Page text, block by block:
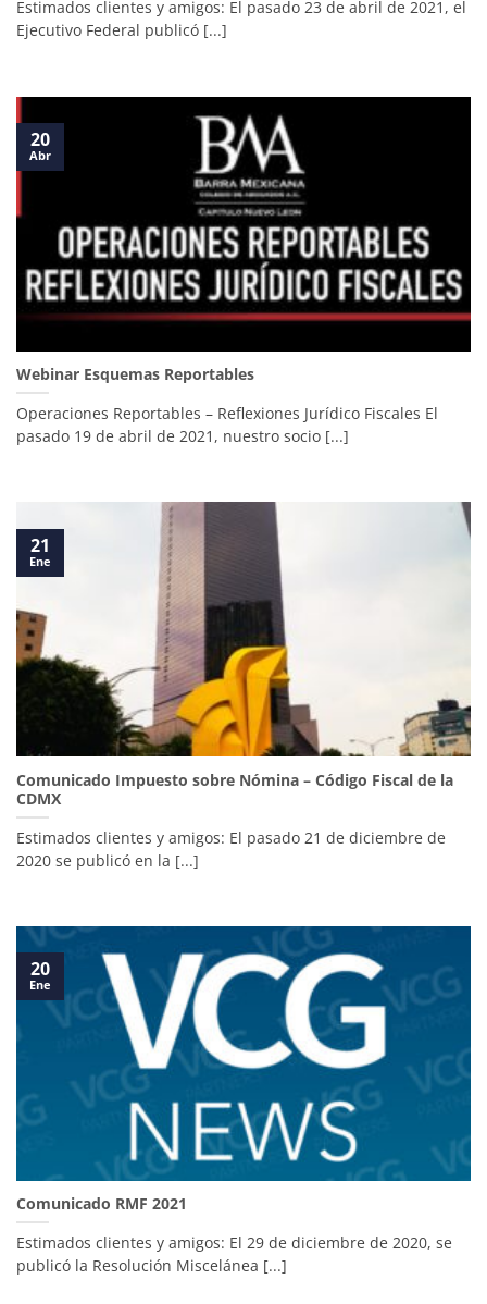
Estimados clientes y amigos: El pasado 23 de abril de 2021, el
Ejecutivo Federal publicó [...]
Webinar Esquemas Reportables
Operaciones Reportables – Reflexiones Jurídico Fiscales El
pasado 19 de abril de 2021, nuestro socio [...]
20
Abr
Comunicado Impuesto sobre Nómina – Código Fiscal de la
CDMX
Estimados clientes y amigos: El pasado 21 de diciembre de
2020 se publicó en la [...]
21
Ene
Comunicado RMF 2021
Estimados clientes y amigos: El 29 de diciembre de 2020, se
publicó la Resolución Miscelánea [...]
20
Ene